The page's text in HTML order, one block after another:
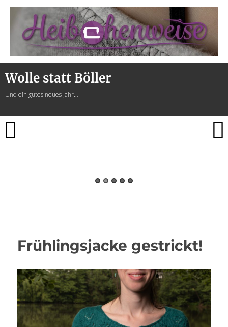
Heibchenweise
Wolle statt Böller
Und ein gutes neues Jahr…
Frühlingsjacke gestrickt!